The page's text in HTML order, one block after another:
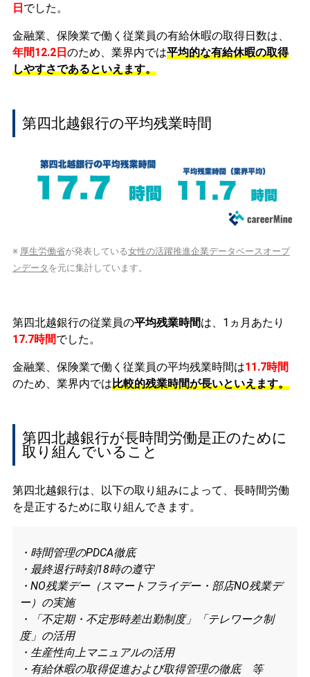
日でした。
金融業、保険業で働く従業員の有給休暇の取得日数は、
年間12.2日のため、業界内では平均的な有給休暇の取得
しやすさであるといえます。
第四北越銀行の平均残業時間
※ 厚生労働省が発表している女性の活躍推進企業データベースオープ
ンデータ を元に集計しています。
第四北越銀行の従業員の平均残業時間は、1ヵ月あたり
17.7時間でした。
金融業、保険業で働く従業員の平均残業時間は11.7時間
のため、業界内では比較的残業時間が長いといえます。
第四北越銀行が長時間労働是正のために
取り組んでいること
第四北越銀行は、以下の取り組みによって、長時間労働
を是正するために取り組んできます。
・時間管理のPDCA徹底
・最終退行時刻18時の遵守
・NO残業デー（スマートフライデー・部店NO残業デ
ー）の実施
・「不定期・不定形時差出勤制度」「テレワーク制
度」の活用
・生産性向上マニュアルの活用
・有給休暇の取得促進および取得管理の徹底 等